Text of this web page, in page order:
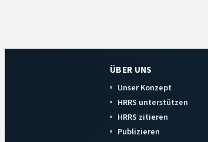
ÜBER UNS
Unser Konzept
HRRS unterstützen
HRRS zitieren
Publizieren